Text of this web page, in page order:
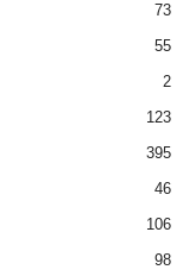
73
55
2
123
395
46
106
98